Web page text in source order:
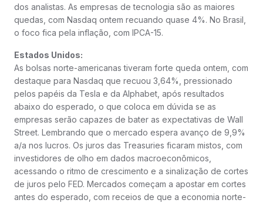
dos analistas. As empresas de tecnologia são as maiores
quedas, com Nasdaq ontem recuando quase 4%. No Brasil,
o foco fica pela inflação, com IPCA-15.
Estados Unidos:
As bolsas norte-americanas tiveram forte queda ontem, com
destaque para Nasdaq que recuou 3,64%, pressionado
pelos papéis da Tesla e da Alphabet, após resultados
abaixo do esperado, o que coloca em dúvida se as
empresas serão capazes de bater as expectativas de Wall
Street. Lembrando que o mercado espera avanço de 9,9%
a/a nos lucros. Os juros das Treasuries ficaram mistos, com
investidores de olho em dados macroeconômicos,
acessando o ritmo de crescimento e a sinalização de cortes
de juros pelo FED. Mercados começam a apostar em cortes
antes do esperado, com receios de que a economia norte-